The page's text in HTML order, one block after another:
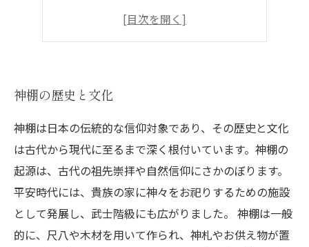
神棚の飾り方とお祀りの方法
神棚の手入れと管理の重要性
神棚の歴史と文化
神棚は日本の伝統的な信仰対象であり、その歴史と文化
は古代から現代に至るまで深く根付いています。神棚の
起源は、古代の祖先崇拝や自然信仰にさかのぼります。
平安時代には、貴族の家に神々をお祀りするための施設
として発展し、武士階級にも広がりました。 神棚は一般
的に、尺八や木材を用いて作られ、神札やお供え物が置